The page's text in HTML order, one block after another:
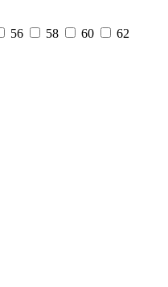
56 58 60
62